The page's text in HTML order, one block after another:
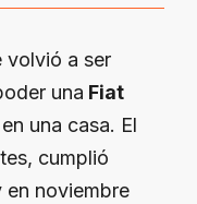
volvió a ser
una Fiat
una casa. El
cumplió
en noviembre